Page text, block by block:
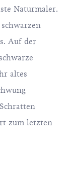
Naturmaler.
Auf der
altes
zum letzten